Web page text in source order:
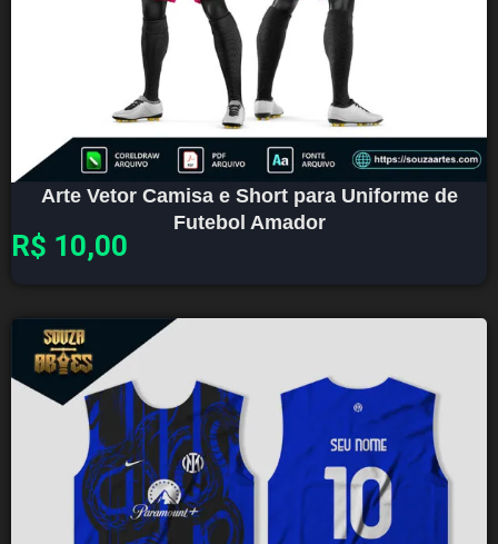
Arte Vetor Camisa e Short para Uniforme de
Futebol Amador
R$ 10,00